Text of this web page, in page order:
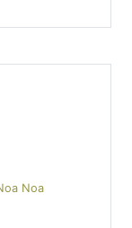
Noa